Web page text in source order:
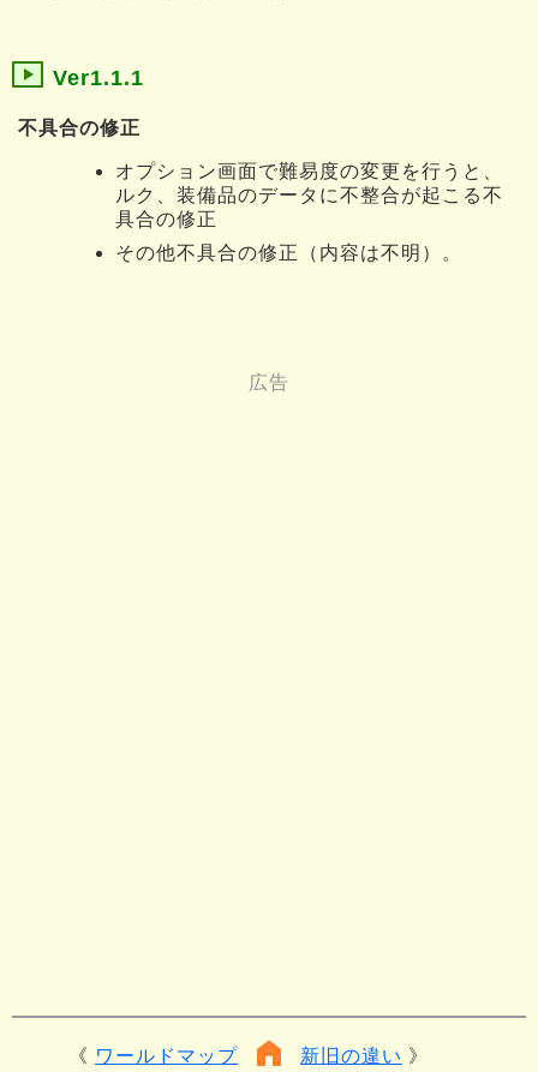
Ver1.1.1
不具合の修正
オプション画面で難易度の変更を行うと、
ルク、装備品のデータに不整合が起こる不
具合の修正
その他不具合の修正（内容は不明）。
ワールドマップ 新旧の違い